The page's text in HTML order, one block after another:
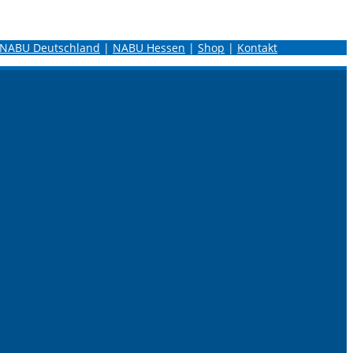
NABU Deutschland | NABU Hessen | Shop | Kontakt